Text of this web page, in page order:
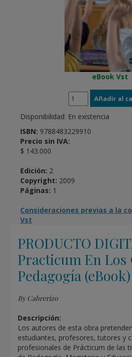
eBook Vst
Disponibilidad: En existencia
ISBN: 9788483229910
Precio sin IVA:
$ 143.000
Edición: 2
Copyright: 2009
Páginas: 1
Consideraciones previas a la
Vst
PRODUCTO
Practicum En Los
Pedagogía (eBook)
By Cabrerizo
Descripción:
Los autores de esta obra
estudiantes, profesores, tutores y
profesionales de Prácticum de las